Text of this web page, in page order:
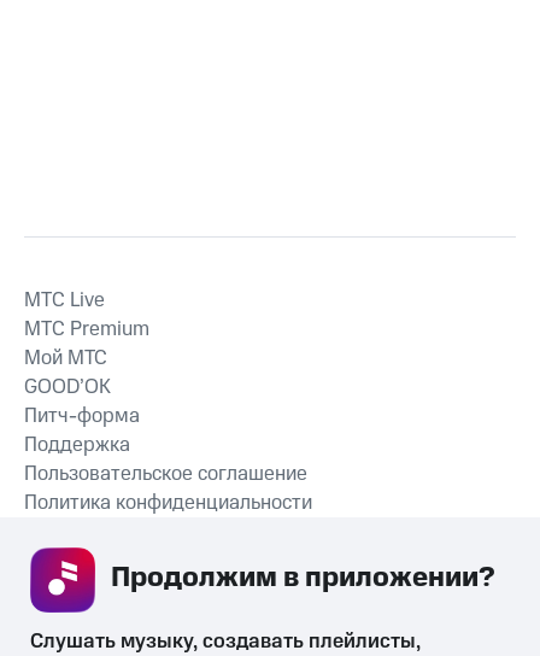
СКАЧАТЬ ПРИЛОЖЕНИЕ
MTС Live
MTС Premium
Мой МТС
GOOD’OK
Питч-форма
Поддержка
Пользовательское соглашение
Политика конфиденциальности
Слушать музыку, создавать плейлисты,